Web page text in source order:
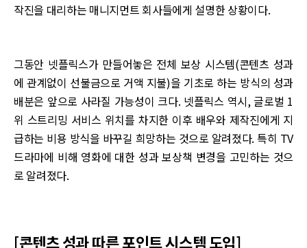
작진을 대리하는 매니지먼트 회사들에게 설명한 상황이다.
그동안 넷플릭스가 만들어놓은 전체 보상 시스템(콘텐츠 성과
에 관계없이 선불금으로 거액 지불)을 기초로 하는 방식의 성과
배분은 앞으로 사라질 가능성이 크다. 넷플릭스 역시, 글로벌 1
위 스트리밍 서비스 위치를 차지한 이후 배우와 제작진에게 지
급하는 비용 방식을 바꾸길 희망하는 것으로 알려졌다. 특히 TV
드라마에 비해 영화에 대한 성과 보상책 변경을 고민하는 것으
로 알려졌다.
[콘텐츠 성과 따른 포인트 시스템 도입]